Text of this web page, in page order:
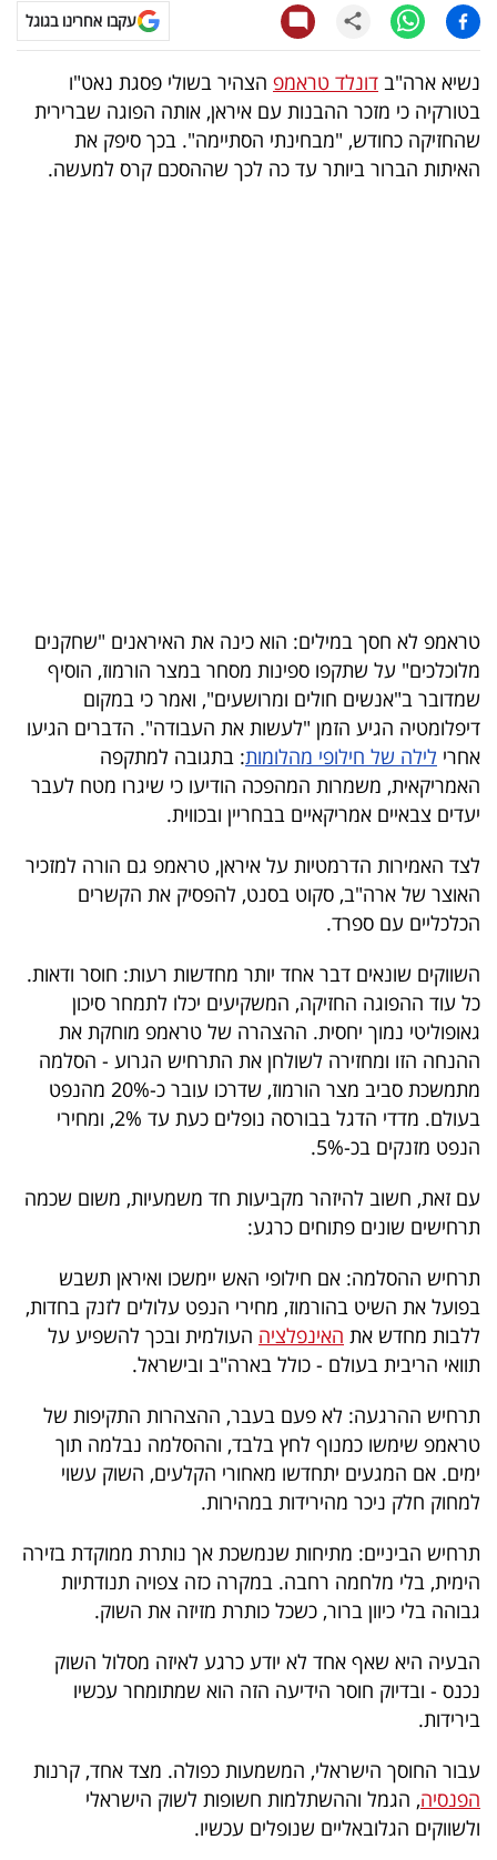
טלוויזיה
עסקי
ספורט
קריירה
5
המילון
הכלכלי
פודקאסט
40
UNDER
40
שיתופי
פעולה
דרושים
ניוזלטרים
אדום
פרסמו
באייס
עקבו
אחרינו:
עקבו אחרינו בגוגל
נשיא ארה"ב דונלד טראמפ הצהיר בשולי פסגת נאט"ו
בטורקיה כי מזכר ההבנות עם איראן, אותה הפוגה שברירית
שהחזיקה כחודש, "מבחינתי הסתיימה". בכך סיפק את
האיתות הברור ביותר עד כה לכך שההסכם קרס למעשה.
טראמפ לא חסך במילים: הוא כינה את האיראנים "שחקנים
מלוכלכים" על שתקפו ספינות מסחר במצר הורמוז, הוסיף
שמדובר ב"אנשים חולים ומרושעים", ואמר כי במקום
דיפלומטיה הגיע הזמן "לעשות את העבודה". הדברים הגיעו
אחרי לילה של חילופי מהלומות: בתגובה למתקפה
האמריקאית, משמרות המהפכה הודיעו כי שיגרו מטח לעבר
יעדים צבאיים אמריקאיים בבחריין ובכווית.
לצד האמירות הדרמטיות על איראן, טראמפ גם הורה למזכיר
האוצר של ארה"ב, סקוט בסנט, להפסיק את הקשרים
הכלכליים עם ספרד.
השווקים שונאים דבר אחד יותר מחדשות רעות: חוסר ודאות.
כל עוד ההפוגה החזיקה, המשקיעים יכלו לתמחר סיכון
גאופוליטי נמוך יחסית. ההצהרה של טראמפ מוחקת את
ההנחה הזו ומחזירה לשולחן את התרחיש הגרוע - הסלמה
מתמשכת סביב מצר הורמוז, שדרכו עובר כ-20% מהנפט
בעולם. מדדי הדגל בבורסה נופלים כעת עד 2%, ומחירי
הנפט מזנקים בכ-5%.
עם זאת, חשוב להיזהר מקביעות חד משמעיות, משום שכמה
תרחישים שונים פתוחים כרגע:
תרחיש ההסלמה: אם חילופי האש יימשכו ואיראן תשבש
בפועל את השיט בהורמוז, מחירי הנפט עלולים לזנק בחדות,
ללבות מחדש את האינפלציה העולמית ובכך להשפיע על
תוואי הריבית בעולם - כולל בארה"ב ובישראל.
תרחיש ההרגעה: לא פעם בעבר, ההצהרות התקיפות של
טראמפ שימשו כמנוף לחץ בלבד, וההסלמה נבלמה תוך
ימים. אם המגעים יתחדשו מאחורי הקלעים, השוק עשוי
למחוק חלק ניכר מהירידות במהירות.
תרחיש הביניים: מתיחות שנמשכת אך נותרת ממוקדת בזירה
הימית, בלי מלחמה רחבה. במקרה כזה צפויה תנודתיות
גבוהה בלי כיוון ברור, כשכל כותרת מזיזה את השוק.
הבעיה היא שאף אחד לא יודע כרגע לאיזה מסלול השוק
נכנס - ובדיוק חוסר הידיעה הזה הוא שמתומחר עכשיו
בירידות.
עבור החוסך הישראלי, המשמעות כפולה. מצד אחד, קרנות
הפנסיה, הגמל וההשתלמות חשופות לשוק הישראלי
ולשווקים הגלובאליים שנופלים עכשיו.